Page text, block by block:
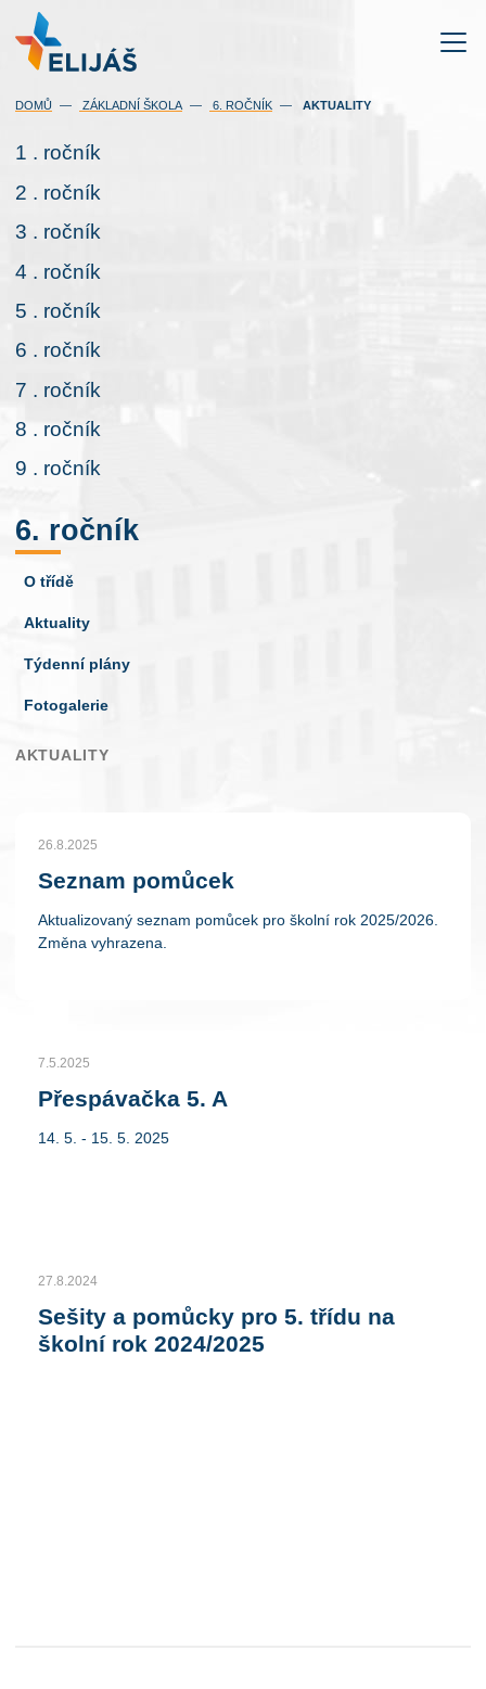
DOMŮ ZÁKLADNÍ ŠKOLA 6. ROČNÍK AKTUALITY(AKTUÁLNÍ)
1 . ročník
2 . ročník
3 . ročník
4 . ročník
5 . ročník
6 . ročník
7 . ročník
8 . ročník
9 . ročník
6. ročník
O třídě
Aktuality
Týdenní plány
Fotogalerie
AKTUALITY
26.8.2025
Seznam pomůcek
Aktualizovaný seznam pomůcek pro školní rok 2025/2026.
Změna vyhrazena.
7.5.2025
Přespávačka 5. A
14. 5. - 15. 5. 2025
27.8.2024
Sešity a pomůcky pro 5. třídu na
školní rok 2024/2025